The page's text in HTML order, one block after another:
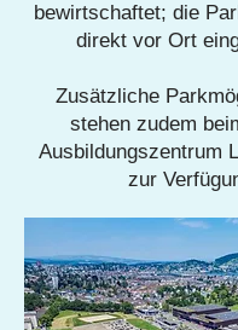
bewirtschaftet; die
direkt vor Ort
Zusätzliche
stehen zudem
Ausbildungszentrum
zur